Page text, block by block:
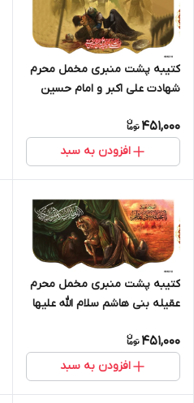
کتیبه پشت منبری مخمل محرم
شهادت علی اکبر و امام حسین
451,000
افزودن به سبد
کتیبه پشت منبری مخمل محرم
عقیله بنی هاشم سلام الله علیها
451,000
افزودن به سبد